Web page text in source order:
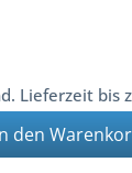
Lieferzeit bis
den